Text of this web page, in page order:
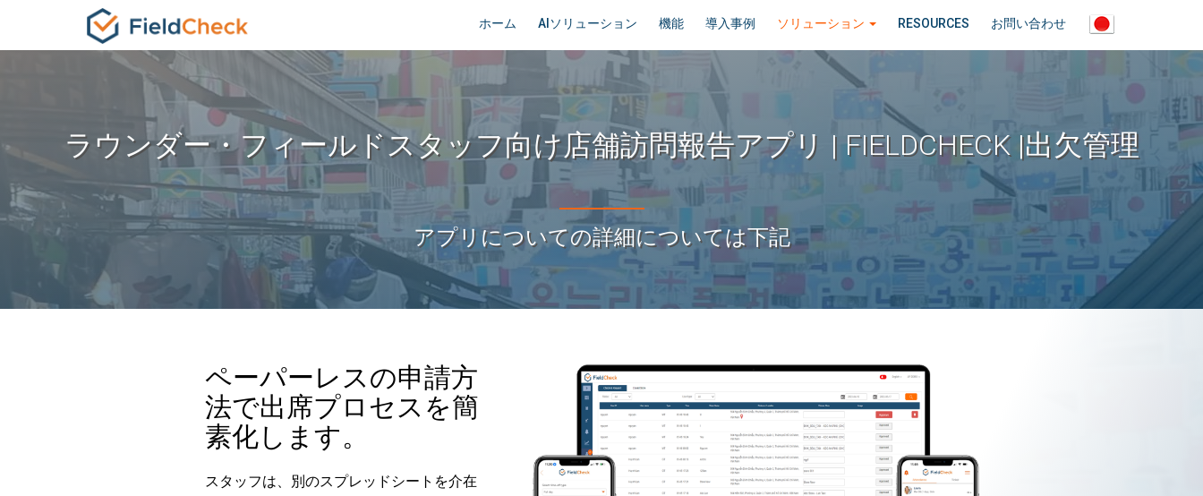
ホーム AIソリューション 機能 導入事例 ソリューション RESOURCES お問い合わせ
ラウンダー・フィールドスタッフ向け店舗訪問報告アプリ | FIELDCHECK |出欠管理
アプリについての詳細については下記
ペーパーレスの申請方
法で出席プロセスを簡
素化します。
スタッフは、別のスプレッドシートを介在